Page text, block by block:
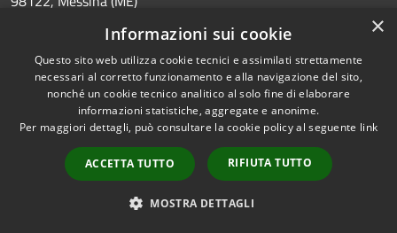
Codice Fiscale: 00080270838
Partita IVA: 00080270838
E-mail:protocollogenerale@comune.messina.it
PEC:protocollo@pec.comune.messina.it
Centralino Unico:+39 090 7721
Segnalazione disservizio
×
Informazioni sui cookie
Questo sito web utilizza cookie tecnici e assimilati strettamente
necessari al corretto funzionamento e alla navigazione del sito,
nonché un cookie tecnico analitico al solo fine di elaborare
informazioni statistiche, aggregate e anonime.
Per maggiori dettagli, può consultare la cookie policy al seguente link
ACCETTA TUTTO RIFIUTA TUTTO
MOSTRA DETTAGLI